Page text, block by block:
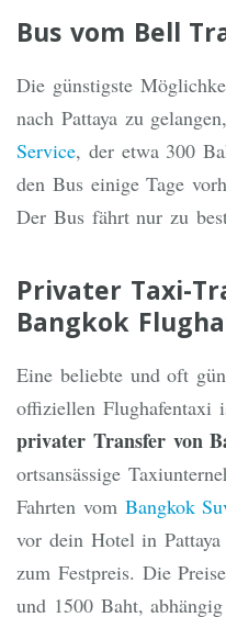
Bus vom Bell
Die günstigste
nach Pattaya zu
Service, der etwa 300
den Bus einige Tage
Der Bus fährt nur zu
Privater Taxi-
Bangkok
Eine beliebte und oft
offiziellen Flughafentaxi
privater Transfer von
ortsansässige
Fahrten vom Bangkok
vor dein Hotel in
zum Festpreis. Die
und 1500 Baht,